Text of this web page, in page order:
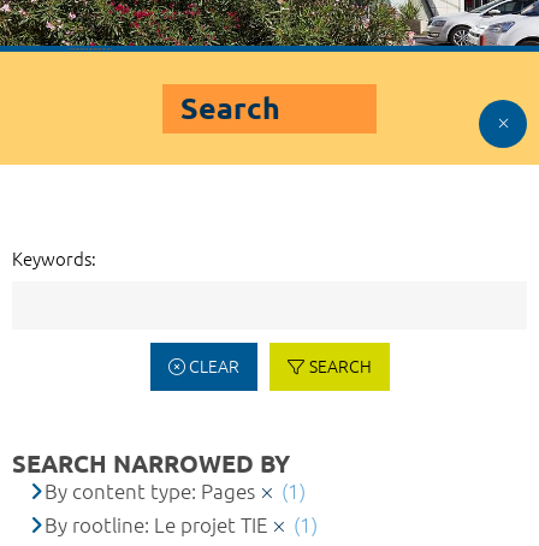
Search
Keywords:
CLEAR SEARCH
SEARCH NARROWED BY
By content type: Pages
(1)
By rootline: Le projet TIE
(1)